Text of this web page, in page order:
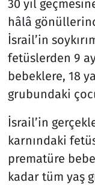
30 yıl
hâlâ
İsrail’in
fetüslerden 9
bebeklere, 18
grubundaki
İsrail’in
karnındaki
prematüre
kadar tüm yaş